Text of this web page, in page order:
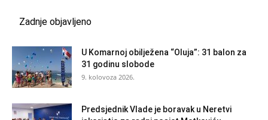
Zadnje objavljeno
U Komarnoj obilježena “Oluja”: 31 balon za
31 godinu slobode
9. kolovoza 2026.
Predsjednik Vlade je boravak u Neretvi